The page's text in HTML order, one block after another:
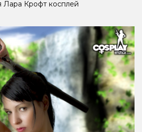
Лара Крофт косплей